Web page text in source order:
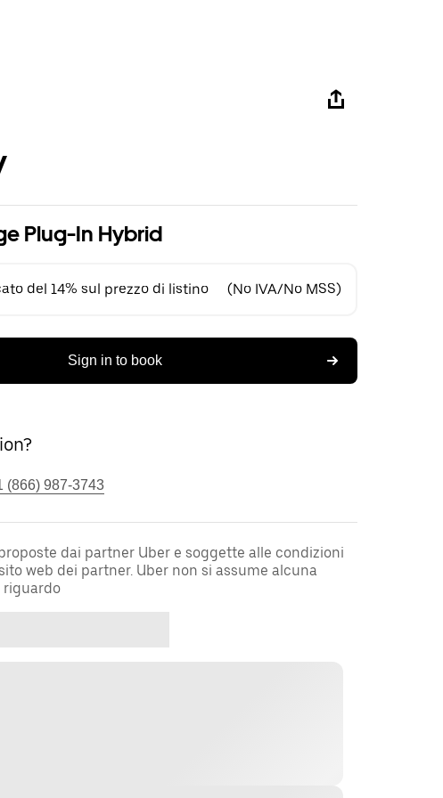
Plug-In Hybrid
del 14% sul prezzo di listino (No IVA/No MSS)
Sign in to book
(866) 987-3743
dai partner Uber e soggette alle condizioni
web dei partner. Uber non si assume alcuna
riguardo